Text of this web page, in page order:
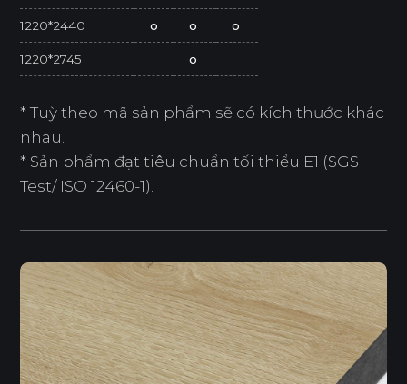
1220*2440 o o o
1220*2745 o
* Tuỳ theo mã sản phẩm sẽ có kích thước khác
nhau.
* Sản phẩm đạt tiêu chuẩn tối thiểu E1 (SGS
Test/ ISO 12460-1).